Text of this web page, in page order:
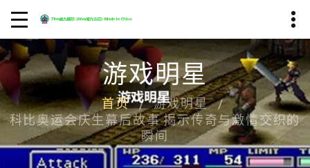
游戏明星
首页
游戏明星
科比奥运会庆生幕后故事 揭示传奇与激情交织的
瞬间